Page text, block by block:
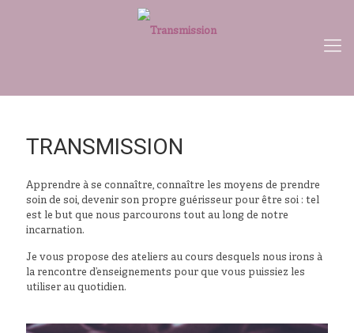
TRANSMISSION
Apprendre à se connaître, connaître les moyens de prendre
soin de soi, devenir son propre guérisseur pour être soi : tel
est le but que nous parcourons tout au long de notre
incarnation.
Je vous propose des ateliers au cours desquels nous irons à
la rencontre d’enseignements pour que vous puissiez les
utiliser au quotidien.